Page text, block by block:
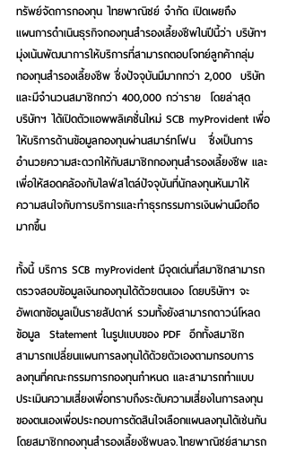
ทรัพย์จัดการกองทุน ไทยพาณิชย์ จำกัด เปิดเผยถึง
แผนการดำเนินธุรกิจกองทุนสำรองเลี้ยงชีพในปีนี้ว่า บริษัทฯ
มุ่งเน้นพัฒนาการให้บริการที่สามารถตอบโจทย์ลูกค้ากลุ่ม
กองทุนสำรองเลี้ยงชีพ ซึ่งปัจจุบันมีมากกว่า 2,000  บริษัท
และมีจำนวนสมาชิกกว่า 400,000 กว่าราย  โดยล่าสุด
บริษัทฯ ได้เปิดตัวแอพพลิเคชั่นใหม่ SCB myProvident เพื่อ
ให้บริการด้านข้อมูลกองทุนผ่านสมาร์ทโฟน   ซึ่งเป็นการ
อำนวยความสะดวกให้กับสมาชิกกองทุนสำรองเลี้ยงชีพ และ
เพื่อให้สอดคล้องกับไลฟ์สไตล์ปัจจุบันที่นักลงทุนหันมาให้
ความสนใจกับการบริการและทำธุรกรรมการเงินผ่านมือถือ
มากขึ้น
ทั้งนี้ บริการ SCB myProvident มีจุดเด่นที่สมาชิกสามารถ
ตรวจสอบข้อมูลเงินกองทุนได้ด้วยตนเอง โดยบริษัทฯ จะ
อัพเดทข้อมูลเป็นรายสัปดาห์ รวมทั้งยังสามารถดาวน์โหลด
ข้อมูล  Statement ในรูปแบบของ PDF  อีกทั้งสมาชิก
สามารถเปลี่ยนแผนการลงทุนได้ด้วยตัวเองตามกรอบการ
ลงทุนที่คณะกรรมการกองทุนกำหนด และสามารถทำแบบ
ประเมินความเสี่ยงเพื่อทราบถึงระดับความเสี่ยงในการลงทุน
ของตนเองเพื่อประกอบการตัดสินใจเลือกแผนลงทุนได้เช่นกัน
โดยสมาชิกกองทุนสำรองเลี้ยงชีพบลจ.ไทยพาณิชย์สามารถ